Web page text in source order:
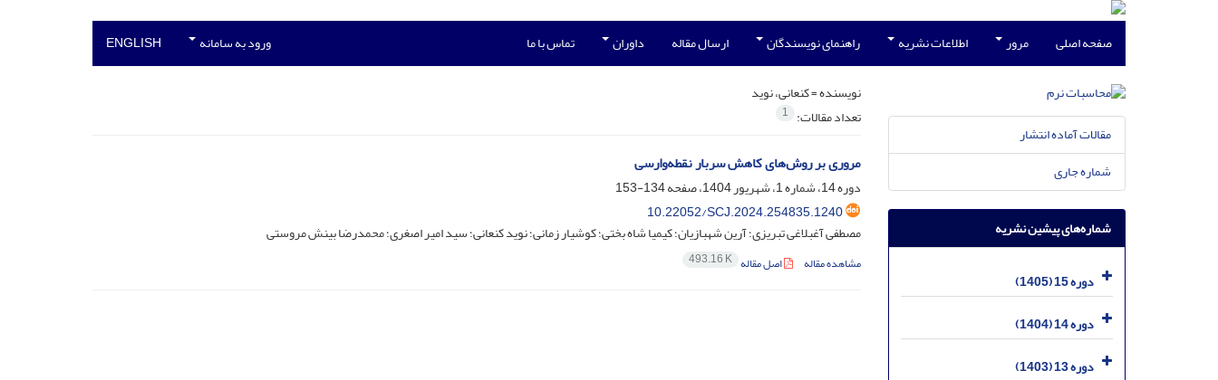
صفحه اصلی مرور اطلاعات نشریه راهنمای نویسندگان ارسال مقاله داوران تماس با ما ورود به سامانه ENGLISH
نویسنده =کنعانی، نوید
تعداد مقالات: 1
مروری بر روش‌های کاهش سربار نقطه‌وارسی
دوره 14، شماره 1، شهریور 1404، صفحه
134-153
10.22052/SCJ.2024.254835.1240
مصطفی آغبلاغی تبریزی؛ آرین شهبازیان؛ کیمیا شاه بختی؛ کوشیار زمانی؛ نوید کنعانی؛ سید امیر اصغری؛ محمدرضا بینش مروستی
مشاهده مقاله اصل مقاله 493.16 K
مقالات آماده انتشار
شماره جاری
شماره‌های پیشین نشریه
دوره 15 (1405)
دوره 14 (1404)
دوره 13 (1403)